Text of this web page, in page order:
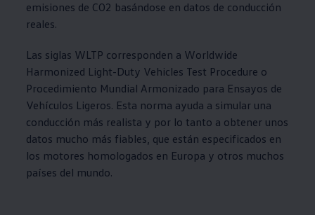
emisiones de CO2 basándose en datos de conducción
reales.
Las siglas WLTP corresponden a Worldwide
Harmonized Light-Duty Vehicles Test Procedure o
Procedimiento Mundial Armonizado para Ensayos de
Vehículos Ligeros. Esta norma ayuda a simular una
conducción más realista y por lo tanto a obtener unos
datos mucho más fiables, que están especificados en
los motores homologados en Europa y otros muchos
países del mundo.